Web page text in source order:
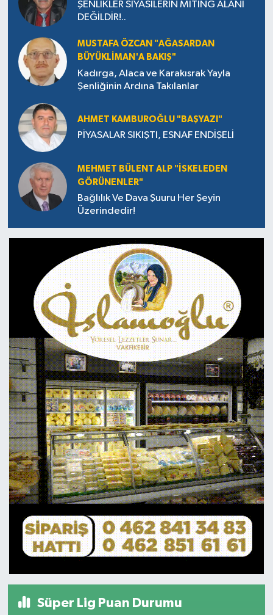
ŞENLİKLER SİYASİLERİN MİTİNG ALANI
DEĞİLDİR!..
MUSTAFA ÖZCAN "AĞASARDAN
BÜYÜKLİMAN'A BAKIŞ"
Kadırga, Alaca ve Karakısrak Yayla
Şenliğinin Ardına Takılanlar
AHMET KAMBUROĞLU "BAŞYAZI"
PİYASALAR SIKIŞTI, ESNAF ENDİŞELİ
MEHMET BÜLENT ALP "İSKELEDEN
GÖRÜNENLER"
Bağlılık Ve Dava Şuuru Her Şeyin
Üzerindedir!
Süper Lig Puan Durumu